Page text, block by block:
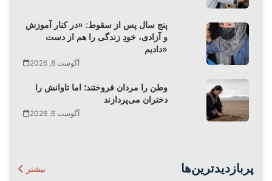
پنج سال پس از سقوط: «در کنار آموزش
و آزادی، خودِ زندگی را هم از دست
دادیم»
آگوست 8, 2026
وطن را مردان فروختند؛ اما تاوانش را
دختران می‌پردازند
آگوست 6, 2026
پربازدیدترین‌ها بیشتر